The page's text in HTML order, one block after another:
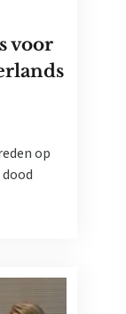
voor
op